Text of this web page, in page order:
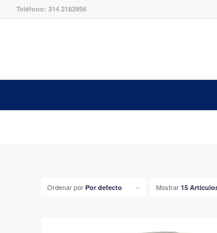
Teléfono: 314 2182956
Ordenar por Por defecto Mostrar 15